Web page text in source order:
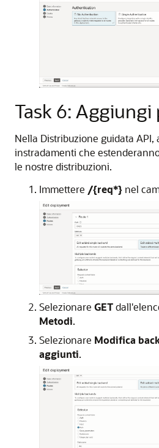
Task 6: Aggiungi
Nella Distribuzione guidata API,
instradamenti che
le nostre distribuzioni.
Immettere /{req*} nel
Selezionare GET
Metodi.
Selezionare Modifica
aggiunti.